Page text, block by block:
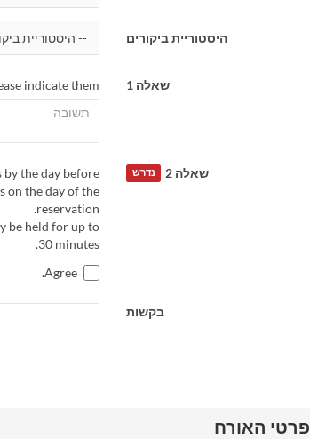
היסטוריית ביקורים
שאלה 1 indicate them.
שאלה 2 נדרש
the day before.
on the day of the
reservation.
be held for up to
30 minutes.
Agree.
בקשות
פרטי האורח